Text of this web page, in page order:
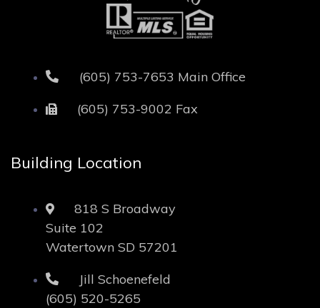
(605) 753-7653 Main Office
(605) 753-9002 Fax
Building Location
818 S Broadway
Suite 102
Watertown SD 57201
Jill Schoenefeld
(605) 520-5265